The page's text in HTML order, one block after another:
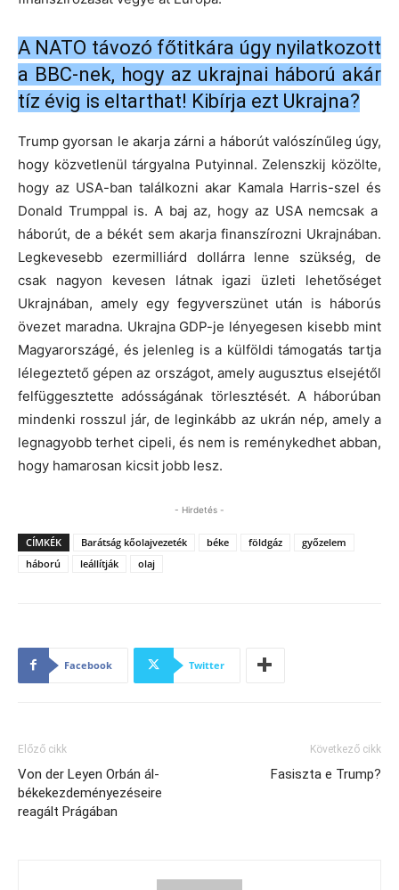
A NATO távozó főtitkára úgy nyilatkozott
a BBC-nek, hogy az ukrajnai háború akár
tíz évig is eltarthat! Kibírja ezt Ukrajna?
Trump gyorsan le akarja zárni a háborút valószínűleg úgy,
hogy közvetlenül tárgyalna Putyinnal. Zelenszkij közölte,
hogy az USA-ban találkozni akar Kamala Harris-szel és
Donald Trumppal is. A baj az, hogy az USA nemcsak a
háborút, de a békét sem akarja finanszírozni Ukrajnában.
Legkevesebb ezermilliárd dollárra lenne szükség, de
csak nagyon kevesen látnak igazi üzleti lehetőséget
Ukrajnában, amely egy fegyverszünet után is háborús
övezet maradna. Ukrajna GDP-je lényegesen kisebb mint
Magyarországé, és jelenleg is a külföldi támogatás tartja
lélegeztető gépen az országot, amely augusztus elsejétől
felfüggesztette adósságának törlesztését. A háborúban
mindenki rosszul jár, de leginkább az ukrán nép, amely a
legnagyobb terhet cipeli, és nem is reménykedhet abban,
hogy hamarosan kicsit jobb lesz.
- Hirdetés -
CÍMKÉK Barátság kőolajvezeték béke földgáz
győzelem
háború
leállítják olaj
Facebook Twitter
Előző cikk
Von der Leyen Orbán ál-
békekezdeményezéseire
reagált Prágában
Következő cikk
Fasiszta e Trump?